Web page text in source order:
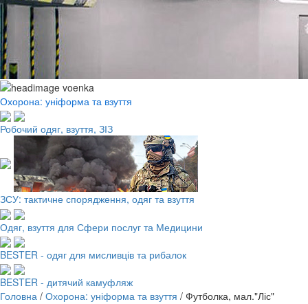
Охорона: уніформа та взуття
Робочий одяг, взуття, ЗІЗ
ЗСУ: тактичне спорядження, одяг та взуття
Одяг, взуття для Сфери послуг та Медицини
BESTER - одяг для мисливців та рибалок
BESTER - дитячий камуфляж
Головна / Охорона: уніформа та взуття / Футболка, мал."Ліс"